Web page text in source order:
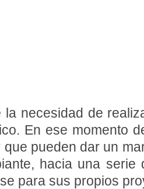
necesidad de
En ese momento
pueden dar un
hacia una
para sus propios